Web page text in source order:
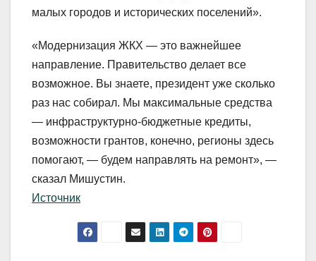
малых городов и исторических поселений».
«Модернизация ЖКХ — это важнейшее
направление. Правительство делает все
возможное. Вы знаете, президент уже сколько
раз нас собирал. Мы максимальные средства
— инфраструктурно-бюджетные кредиты,
возможности грантов, конечно, регионы здесь
помогают, — будем направлять на ремонт», —
сказал Мишустин.
Источник